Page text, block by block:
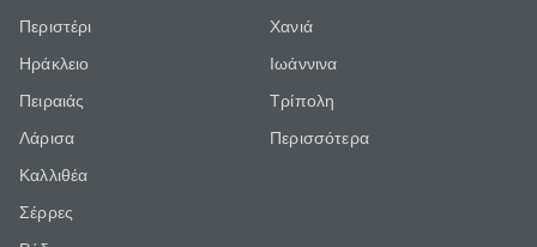
Περιστέρι
Ηράκλειο
Πειραιάς
Λάρισα
Καλλιθέα
Σέρρες
Χανιά
Ιωάννινα
Τρίπολη
Περισσότερα